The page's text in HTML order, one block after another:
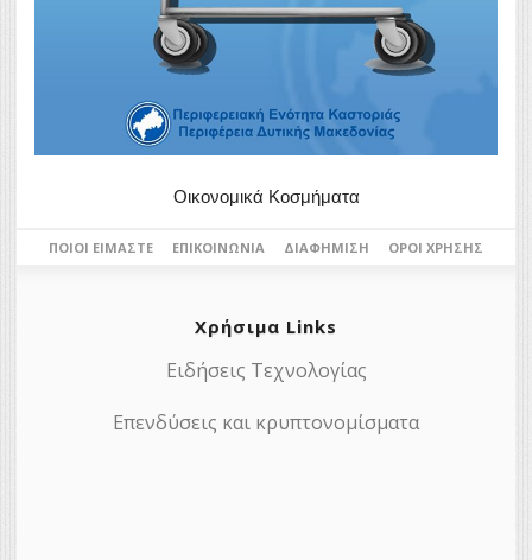
Οικονομικά Κοσμήματα
ΠΟΙΟΙ ΕΊΜΑΣΤΕ ΕΠΙΚΟΙΝΩΝΊΑ ΔΙΑΦΉΜΙΣΗ ΌΡΟΙ ΧΡΉΣΗΣ
Χρήσιμα Links
Ειδήσεις Τεχνολογίας
Επενδύσεις και κρυπτονομίσματα